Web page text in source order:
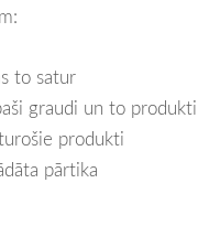
to satur
graudi un to produkti
produkti
pārtika